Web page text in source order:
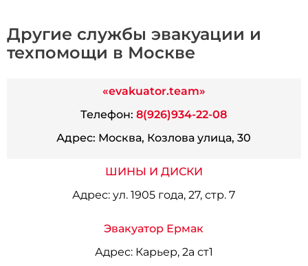
Другие службы эвакуации и
техпомощи в Москве
«evakuator.team»
Телефон: 8(926)934-22-08
Адрес: Москва, Козлова улица, 30
ШИНЫ И ДИСКИ
Адрес: ул. 1905 года, 27, стр. 7
Эвакуатор Ермак
Адрес:Карьер, 2а ст1